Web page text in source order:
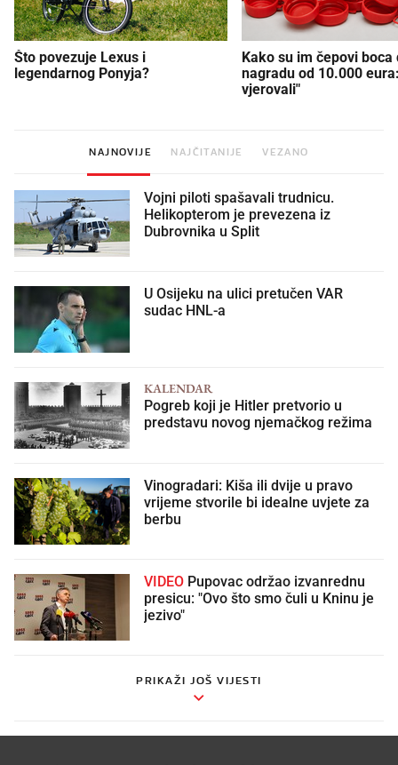
Što povezuje Lexus i
legendarnog Ponyja?
Kako su im čepovi boca
nagradu od 10.000
vjerovali"
NAJNOVIJE NAJČITANIJE VEZANO
Vojni piloti spašavali trudnicu.
Helikopterom je prevezena iz
Dubrovnika u Split
U Osijeku na ulici pretučen VAR
sudac HNL-a
KALENDAR
Pogreb koji je Hitler pretvorio u
predstavu novog njemačkog režima
Vinogradari: Kiša ili dvije u pravo
vrijeme stvorile bi idealne uvjete za
berbu
VIDEO
presicu: "Ovo što smo čuli u Kninu je
jezivo"
PRIKAŽI JOŠ VIJESTI